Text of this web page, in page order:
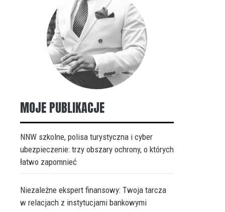
MOJE PUBLIKACJE
NNW szkolne, polisa turystyczna i cyber
ubezpieczenie: trzy obszary ochrony, o których
łatwo zapomnieć
Niezależne ekspert finansowy: Twoja tarcza
w relacjach z instytucjami bankowymi